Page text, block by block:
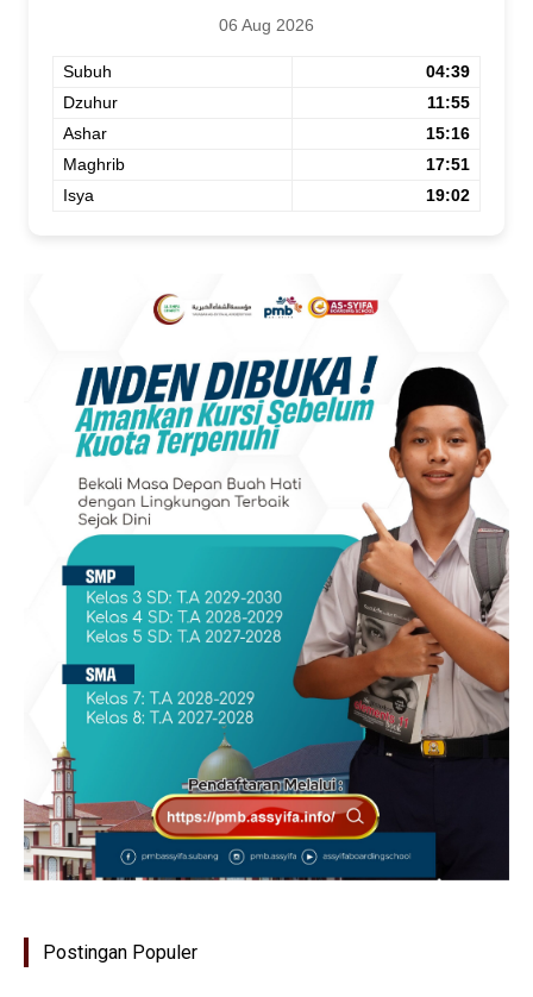
06 Aug 2026
Subuh
04:39
Dzuhur
11:55
Ashar
15:16
Maghrib
17:51
Isya
19:02
Postingan Populer